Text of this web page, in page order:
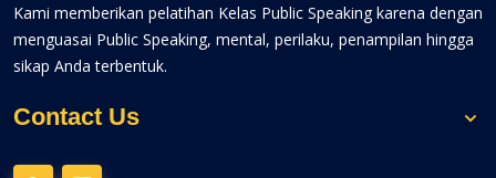
Kami memberikan pelatihan Kelas Public Speaking karena dengan
menguasai Public Speaking, mental, perilaku, penampilan hingga
sikap Anda terbentuk.
Contact Us